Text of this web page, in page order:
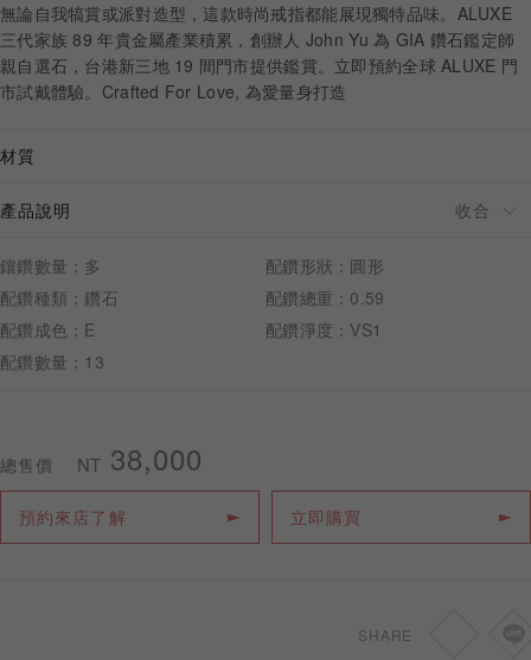
婚禮護照
線上購物
LANGUAGE
預約來店
無論自我犒賞或派對造型，這款時尚戒指都能展現獨特品味。ALUXE
三代家族 89 年貴金屬產業積累，創辦人 John Yu 為 GIA 鑽石鑑定師
親自選石，台港新三地 19 間門市提供鑑賞。立即預約全球 ALUXE 門
市試戴體驗。Crafted For Love, 為愛量身打造
材質
產品說明
鑲鑽數量：多
配鑽形狀：圓形
配鑽種類：鑽石
配鑽總重：0.59
配鑽成色：E
配鑽淨度：VS1
配鑽數量：13
總售價 NT 38,000
立即購買
預約來店了解
SHARE